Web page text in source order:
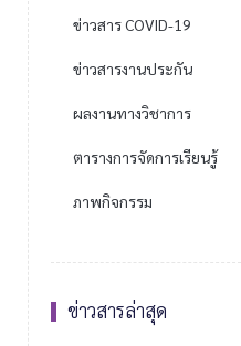
ข่าวสาร COVID-19
ข่าวสารงานประกัน
ผลงานทางวิชาการ
ตารางการจัดการเรียนรู้
ภาพกิจกรรม
ข่าวสารล่าสุด